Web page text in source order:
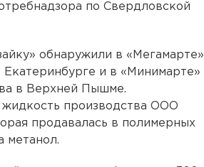
по Свердловской
обнаружили в «Мегамарте»
и в «Минимарте»
в Верхней Пышме.
производства ООО
продавалась в полимерных
метанол.